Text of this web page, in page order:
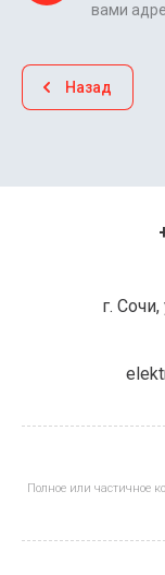
вами
Назад
г.
Полное или частичное